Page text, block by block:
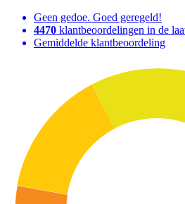
Geen gedoe. Goed geregeld!
4470 klantbeoordelingen in de
Gemiddelde klantbeoordeling